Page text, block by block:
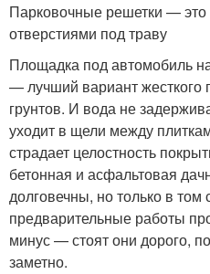
Парковочные решетки — это
отверстиями под траву
Площадка под автомобиль
— лучший вариант жесткого
грунтов. И вода не
уходит в щели между
страдает целостность
бетонная и асфальтовая
долговечны, но только в том
предварительные работы
минус — стоят они дорого,
заметно.